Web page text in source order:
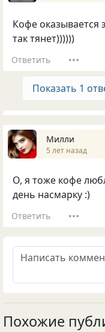
Кофе оказывается
так тянет))))))
Ответить
Показать 1
Милли
5 лет назад
О, я тоже кофе
день насмарку :)
Ответить
Похожие